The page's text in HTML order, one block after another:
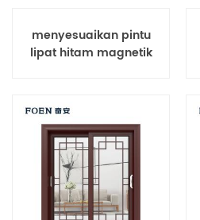
menyesuaikan pintu
lipat hitam magnetik